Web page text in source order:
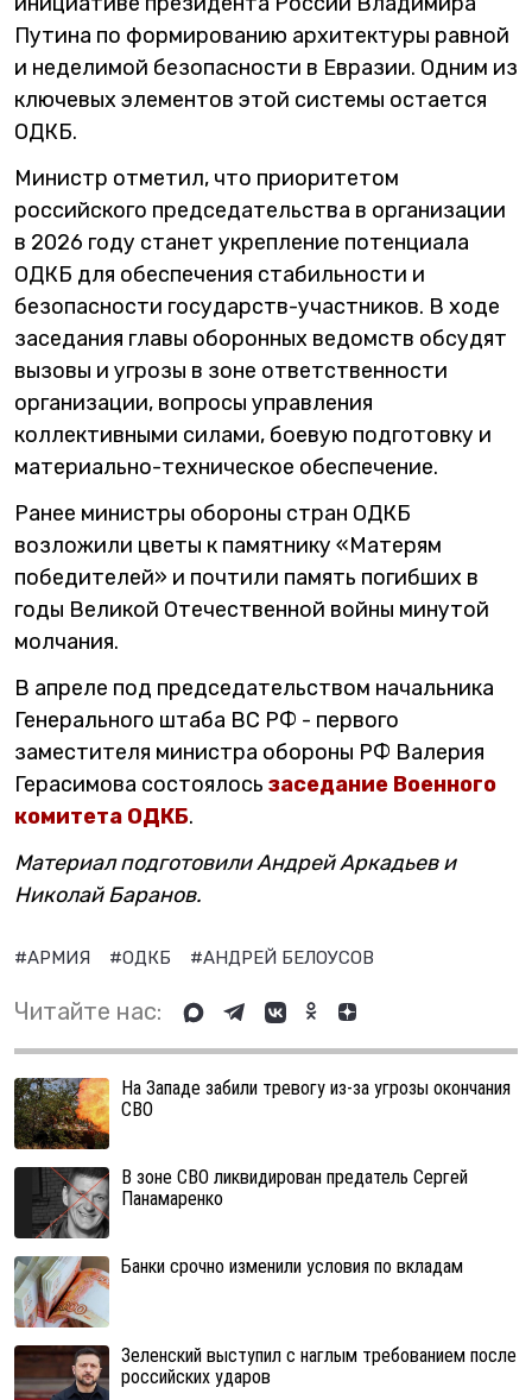
Путина по формированию архитектуры равной
и неделимой безопасности в Евразии. Одним из
ключевых элементов этой системы остается
ОДКБ.
Министр отметил, что приоритетом
российского председательства в организации
в 2026 году станет укрепление потенциала
ОДКБ для обеспечения стабильности и
безопасности государств-участников. В ходе
заседания главы оборонных ведомств обсудят
вызовы и угрозы в зоне ответственности
организации, вопросы управления
коллективными силами, боевую подготовку и
материально-техническое обеспечение.
Ранее министры обороны стран ОДКБ
возложили цветы к памятнику «Матерям
победителей» и почтили память погибших в
годы Великой Отечественной войны минутой
молчания.
В апреле под председательством начальника
Генерального штаба ВС РФ - первого
заместителя министра обороны РФ Валерия
Герасимова состоялось заседание Военного
комитета ОДКБ.
Материал подготовили Андрей Аркадьев и
Николай Баранов.
#АРМИЯ #ОДКБ #АНДРЕЙ БЕЛОУСОВ
Читайте нас:
На Западе забили тревогу из-за угрозы окончания
СВО
В зоне СВО ликвидирован предатель Сергей
Панамаренко
Банки срочно изменили условия по вкладам
Зеленский выступил с наглым требованием после
российских ударов